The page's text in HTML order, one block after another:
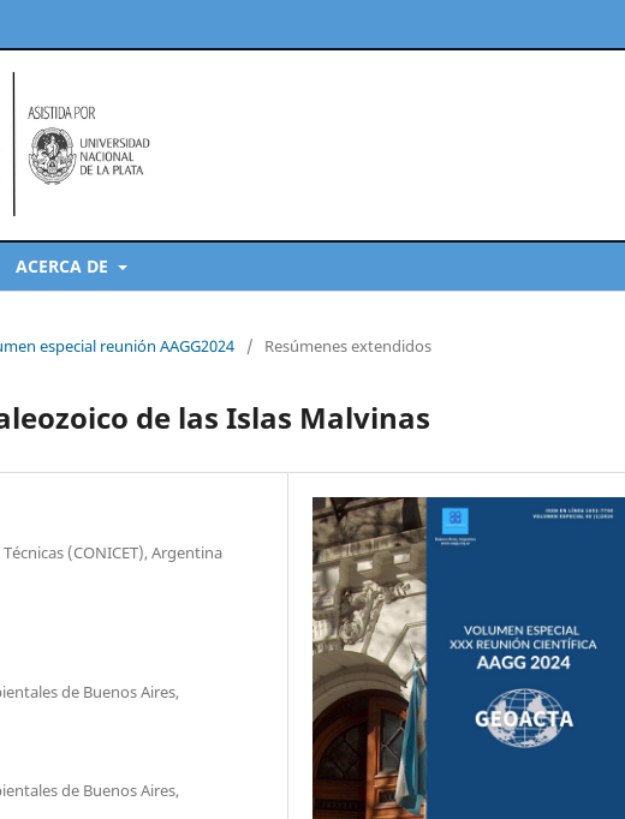
ACERCA DE
especial reunión AAGG2024 / Resúmenes extendidos
de las Islas Malvinas
(CONICET), Argentina
de Buenos Aires,
de Buenos Aires,